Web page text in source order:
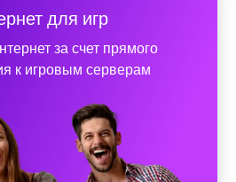
для игр
за счет прямого
к игровым серверам